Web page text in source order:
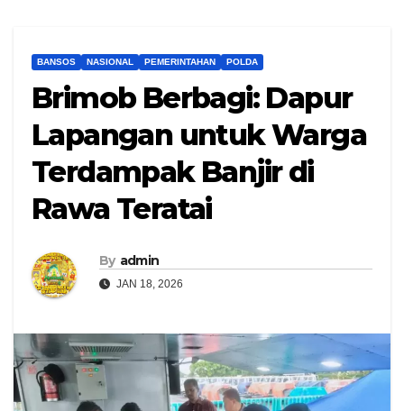
BANSOS NASIONAL PEMERINTAHAN POLDA
Brimob Berbagi: Dapur
Lapangan untuk Warga
Terdampak Banjir di
Rawa Teratai
By admin
JAN 18, 2026